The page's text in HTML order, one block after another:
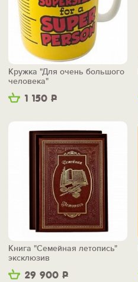
1 150 Р
Кружка "Для очень большого
человека"
29 900 Р
Книга "Семейная летопись"
эксклюзив